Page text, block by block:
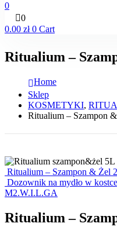
0
0
0.00 zł 0 Cart
Ritualium –
Home
Sklep
KOSMETYKI,
Ritualium – Szampon
Ritualium – Szampon & Żel
Dozownik na mydło w
M2.W.I.L.GA
Ritualium –